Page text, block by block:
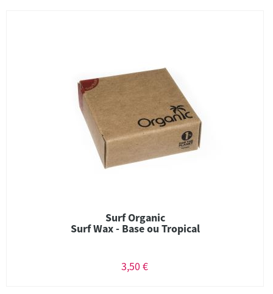
Surf Organic
Surf Wax - Base ou Tropical
3,50 €